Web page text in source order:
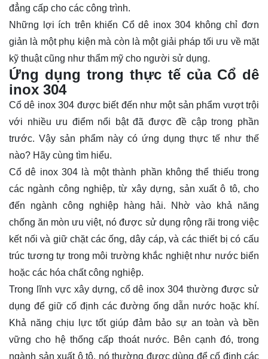
đẳng cấp cho các công trình.
Những lợi ích trên khiến Cổ dê inox 304 không chỉ đơn
giản là một phụ kiện mà còn là một giải pháp tối ưu về mặt
kỹ thuật cũng như thẩm mỹ cho người sử dụng.
Ứng dụng trong thực tế của Cổ dê
inox 304
Cổ dê inox 304 được biết đến như một sản phẩm vượt trội
với nhiều ưu điểm nổi bật đã được đề cập trong phần
trước. Vậy sản phẩm này có ứng dụng thực tế như thế
nào? Hãy cùng tìm hiểu.
Cổ dê inox 304 là một thành phần không thể thiếu trong
các ngành công nghiệp, từ xây dựng, sản xuất ô tô, cho
đến ngành công nghiệp hàng hải. Nhờ vào khả năng
chống ăn mòn ưu việt, nó được sử dụng rộng rãi trong việc
kết nối và giữ chặt các ống, dây cáp, và các thiết bị có cấu
trúc tương tự trong môi trường khắc nghiệt như nước biển
hoặc các hóa chất công nghiệp.
Trong lĩnh vực xây dựng, cổ dê inox 304 thường được sử
dụng để giữ cố định các đường ống dẫn nước hoặc khí.
Khả năng chịu lực tốt giúp đảm bảo sự an toàn và bền
vững cho hệ thống cấp thoát nước. Bên cạnh đó, trong
ngành sản xuất ô tô, nó thường được dùng để cố định các